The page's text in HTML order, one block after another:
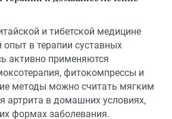
и тибетской медицине
в терапии суставных
активно применяются
фитокомпрессы и
методы можно считать мягким
артрита в домашних условиях,
формах заболевания.